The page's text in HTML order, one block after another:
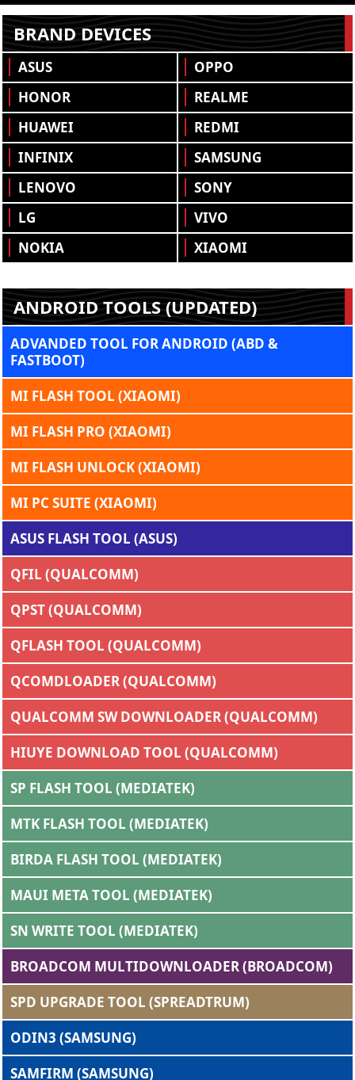
BRAND DEVICES
ASUS
HONOR
HUAWEI
INFINIX
LENOVO
LG
NOKIA
OPPO
REALME
REDMI
SAMSUNG
SONY
VIVO
XIAOMI
ANDROID TOOLS (UPDATED)
ADVANDED TOOL FOR ANDROID (ABD &
FASTBOOT)
MI FLASH TOOL (XIAOMI)
MI FLASH PRO (XIAOMI)
MI FLASH UNLOCK (XIAOMI)
MI PC SUITE (XIAOMI)
ASUS FLASH TOOL (ASUS)
QFIL (QUALCOMM)
QPST (QUALCOMM)
QFLASH TOOL (QUALCOMM)
QCOMDLOADER (QUALCOMM)
QUALCOMM SW DOWNLOADER (QUALCOMM)
HIUYE DOWNLOAD TOOL (QUALCOMM)
SP FLASH TOOL (MEDIATEK)
MTK FLASH TOOL (MEDIATEK)
BIRDA FLASH TOOL (MEDIATEK)
MAUI META TOOL (MEDIATEK)
SN WRITE TOOL (MEDIATEK)
BROADCOM MULTIDOWNLOADER (BROADCOM)
SPD UPGRADE TOOL (SPREADTRUM)
ODIN3 (SAMSUNG)
SAMFIRM (SAMSUNG)